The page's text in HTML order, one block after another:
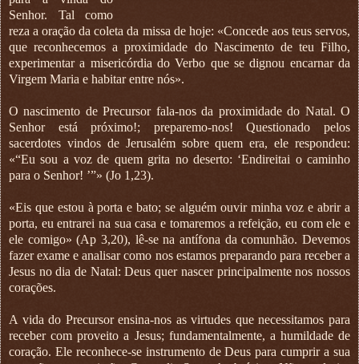
Senhor. Tal como
reza a oração da coleta da missa de hoje: «Concede aos teus servos,
que reconhecemos a proximidade do Nascimento de teu Filho,
experimentar a misericórdia do Verbo que se dignou encarnar da
Virgem Maria e habitar entre nós».
O nascimento de Precursor fala-nos da proximidade do Natal. O
Senhor está próximo!; preparemo-nos! Questionado pelos
sacerdotes vindos de Jerusalém sobre quem era, ele respondeu:
«“Eu sou a voz de quem grita no deserto: ‘Endireitai o caminho
para o Senhor! ’”» (Jo 1,23).
«Eis que estou à porta e bato; se alguém ouvir minha voz e abrir a
porta, eu entrarei na sua casa e tomaremos a refeição, eu com ele e
ele comigo» (Ap 3,20), lê-se na antífona da comunhão. Devemos
fazer exame e analisar como nos estamos preparando para receber a
Jesus no dia de Natal: Deus quer nascer principalmente nos nossos
corações.
A vida do Precursor ensina-nos as virtudes que necessitamos para
receber com proveito a Jesus; fundamentalmente, a humildade de
coração. Ele reconhece-se instrumento de Deus para cumprir a sua